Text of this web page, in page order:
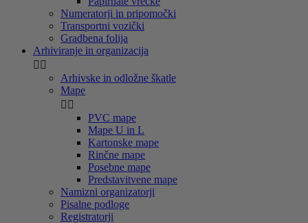
Numeratorji in pripomočki
Transportni vozički
Gradbena folija
Arhiviranje in organizacija
 
Arhivske in odložne škatle
Mape
 
PVC mape
Mape U in L
Kartonske mape
Rinčne mape
Posebne mape
Predstavitvene mape
Namizni organizatorji
Pisalne podloge
Registratorji